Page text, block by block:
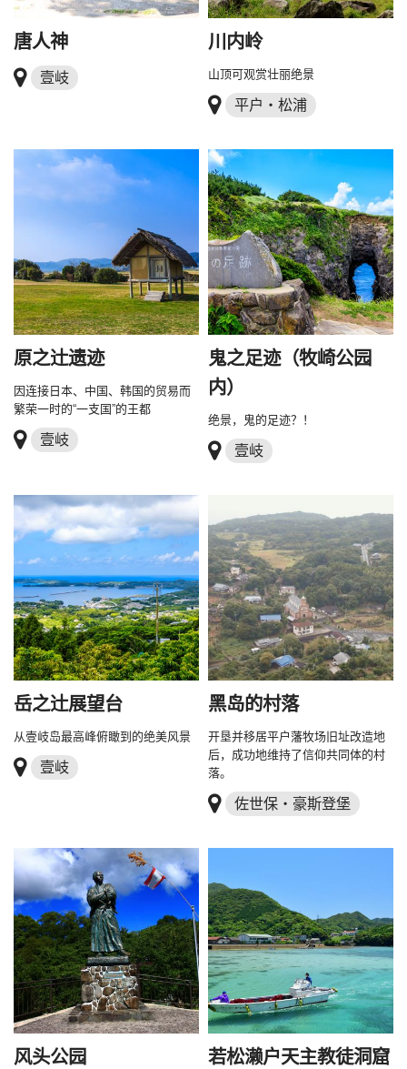
唐人神
壹岐
川内岭
山顶可观赏壮丽绝景
平户・松浦
原之辻遗迹
因连接日本、中国、韩国的贸易而
繁荣一时的“一支国”的王都
壹岐
鬼之足迹（牧崎公园
内）
绝景，鬼的足迹？！
壹岐
岳之辻展望台
从壹岐岛最高峰俯瞰到的绝美风景
壹岐
黑岛的村落
开垦并移居平户藩牧场旧址改造地
后，成功地维持了信仰共同体的村
落。
佐世保・豪斯登堡
风头公园
若松濑户天主教徒洞窟